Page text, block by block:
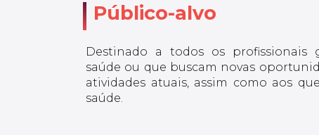
Público-alvo
Destinado a todos os profissionais
saúde ou que buscam novas
atividades atuais, assim como aos
saúde.